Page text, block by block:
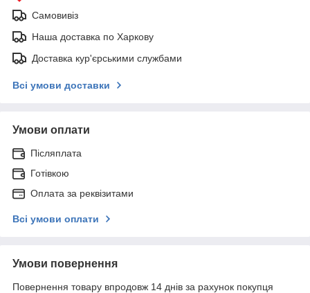
Самовивіз
Наша доставка по Харкову
Доставка кур'єрськими службами
Всі умови доставки
Умови оплати
Післяплата
Готівкою
Оплата за реквізитами
Всі умови оплати
Умови повернення
Повернення товару впродовж 14 днів за рахунок покупця